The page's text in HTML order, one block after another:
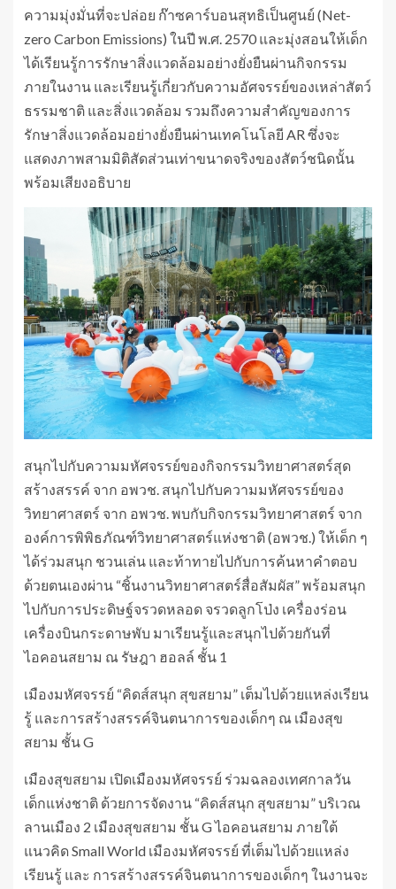
ความมุ่งมั่นที่จะปล่อย ก๊าซคาร์บอนสุทธิเป็นศูนย์ (Net-
zero Carbon Emissions) ในปี พ.ศ. 2570 และมุ่งสอนให้เด็ก
ได้เรียนรู้การรักษาสิ่งแวดล้อมอย่างยั่งยืนผ่านกิจกรรม
ภายในงาน และเรียนรู้เกี่ยวกับความอัศจรรย์ของเหล่าสัตว์
ธรรมชาติ และสิ่งแวดล้อม รวมถึงความสำคัญของการ
รักษาสิ่งแวดล้อมอย่างยั่งยืนผ่านเทคโนโลยี AR ซึ่งจะ
แสดงภาพสามมิติสัดส่วนเท่าขนาดจริงของสัตว์ชนิดนั้น
พร้อมเสียงอธิบาย
สนุกไปกับความมหัศจรรย์ของกิจกรรมวิทยาศาสตร์สุด
สร้างสรรค์ จาก อพวช. สนุกไปกับความมหัศจรรย์ของ
วิทยาศาสตร์ จาก อพวช. พบกับกิจกรรมวิทยาศาสตร์ จาก
องค์การพิพิธภัณฑ์วิทยาศาสตร์แห่งชาติ (อพวช.) ให้เด็ก ๆ
ได้ร่วมสนุก ชวนเล่น และท้าทายไปกับการค้นหาคำตอบ
ด้วยตนเองผ่าน “ชิ้นงานวิทยาศาสตร์สื่อสัมผัส” พร้อมสนุก
ไปกับการประดิษฐ์จรวดหลอด จรวดลูกโป่ง เครื่องร่อน
เครื่องบินกระดาษพับ มาเรียนรู้และสนุกไปด้วยกันที่
ไอคอนสยาม ณ รัษฎา ฮอลล์ ชั้น 1
เมืองมหัศจรรย์ “คิดส์สนุก สุขสยาม” เต็มไปด้วยแหล่งเรียน
รู้ และการสร้างสรรค์จินตนาการของเด็กๆ ณ เมืองสุข
สยาม ชั้น G
เมืองสุขสยาม เปิดเมืองมหัศจรรย์ ร่วมฉลองเทศกาลวัน
เด็กแห่งชาติ ด้วยการจัดงาน “คิดส์สนุก สุขสยาม” บริเวณ
ลานเมือง 2 เมืองสุขสยาม ชั้น G ไอคอนสยาม ภายใต้
แนวคิด Small World เมืองมหัศจรรย์ ที่เต็มไปด้วยแหล่ง
เรียนรู้ และ การสร้างสรรค์จินตนาการของเด็กๆ ในงานจะ